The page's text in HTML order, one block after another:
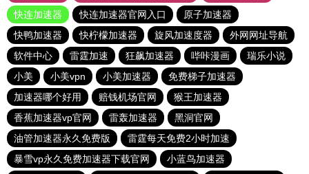
快连加速器
快连加速器官网入口
原子加速器
快鸭加速器
快柠檬加速器 旋风加速度器
外网网址导航
软件中心
雷霆加速 狂飙加速器 哔咔漫画
瑞乐小说
小美
小美vpn 小美加速器
免费梯子加速器
加速器哪个好用
赔钱机场官网
猴王加速器
香蕉加速器vp官网
雷轰加速器
黑洞官网
油管加速器永久免费版
雷霆每天免费2小时加速
暴雪vp永久免费加速器下载官网
小蓝鸟加速器